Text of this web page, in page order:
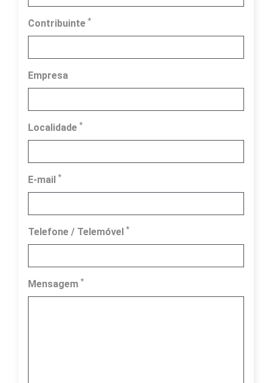
Contribuinte *
Empresa
Localidade *
E-mail *
Telefone / Telemóvel *
Mensagem *